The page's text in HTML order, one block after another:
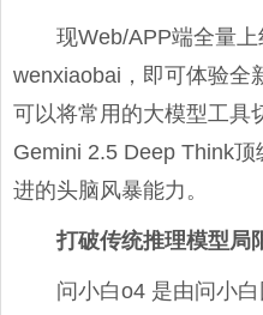
现Web/APP端全量
wenxiaobai，即可体验全
可以将常用的大模型工具
Gemini 2.5 Deep Think
进的头脑风暴能力。
打破传统推理模型局
问小白o4 是由问小